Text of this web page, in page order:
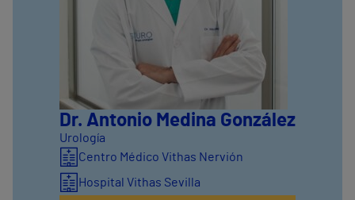
Dr. Antonio Medina González
Urología
Centro Médico Vithas Nervión
Hospital Vithas Sevilla